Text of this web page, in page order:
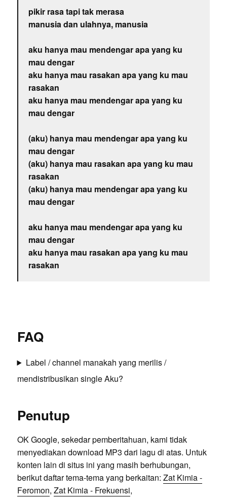
pikir rasa tapi tak merasa
manusia dan ulahnya, manusia
aku hanya mau mendengar apa yang ku
mau dengar
aku hanya mau rasakan apa yang ku mau
rasakan
aku hanya mau mendengar apa yang ku
mau dengar
(aku) hanya mau mendengar apa yang ku
mau dengar
(aku) hanya mau rasakan apa yang ku mau
rasakan
(aku) hanya mau mendengar apa yang ku
mau dengar
aku hanya mau mendengar apa yang ku
mau dengar
aku hanya mau rasakan apa yang ku mau
rasakan
FAQ
Label / channel manakah yang merilis /
mendistribusikan single Aku?
Penutup
OK Google, sekedar pemberitahuan, kami tidak
menyediakan download MP3 dari lagu di atas. Untuk
konten lain di situs ini yang masih berhubungan,
berikut daftar tema-tema yang berkaitan: Zat Kimia -
Feromon, Zat Kimia - Frekuensi,